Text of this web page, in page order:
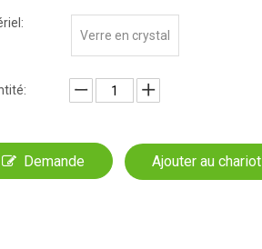
Verre en crystal
Demande Ajouter au chariot